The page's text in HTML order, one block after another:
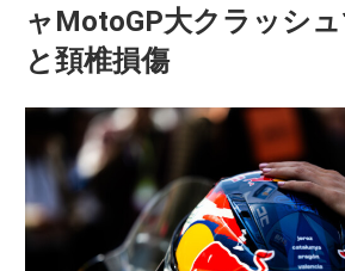
ャMotoGP大クラッシ
と頚椎損傷